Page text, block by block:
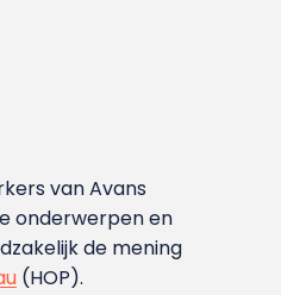
van Avans
onderwerpen en
de mening
(HOP).